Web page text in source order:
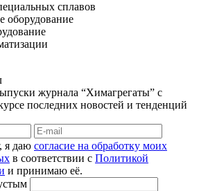
сплавов
оборудование
журнала “Химагрегаты” с
последних новостей и тенденций
я даю согласие на обработку моих
в соответствии с Политикой
и принимаю её.